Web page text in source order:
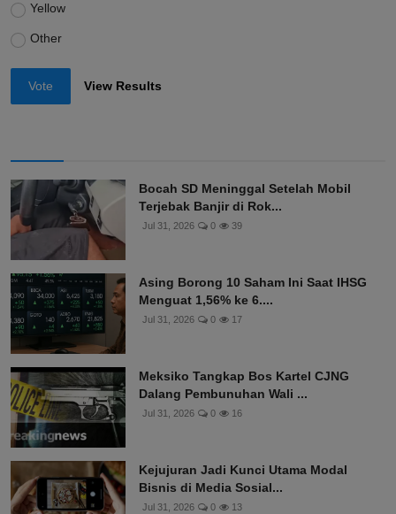
Yellow
Other
Vote View Results
Bocah SD Meninggal Setelah Mobil
Terjebak Banjir di Rok...
Jul 31, 2026 0 39
Asing Borong 10 Saham Ini Saat IHSG
Menguat 1,56% ke 6....
Jul 31, 2026 0 17
Meksiko Tangkap Bos Kartel CJNG
Dalang Pembunuhan Wali ...
Jul 31, 2026 0 16
Kejujuran Jadi Kunci Utama Modal
Bisnis di Media Sosial...
Jul 31, 2026 0 13